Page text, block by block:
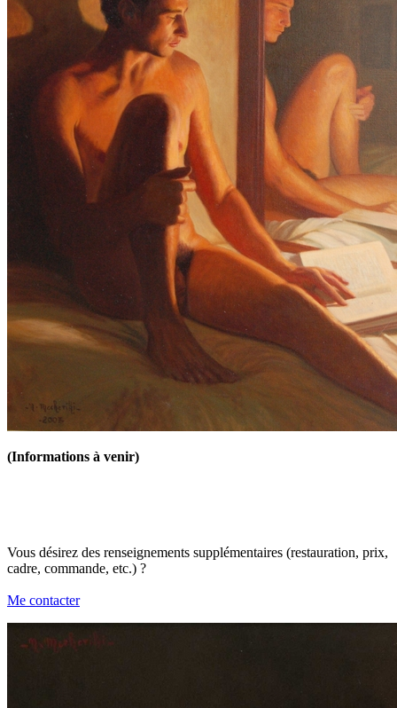
(Informations à venir)
Vous désirez des renseignements supplémentaires (restauration, prix,
cadre, commande, etc.) ?
Me contacter